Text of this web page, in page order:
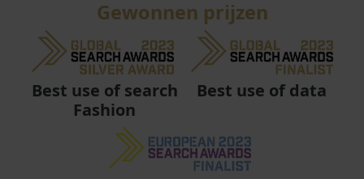
Gewonnen prijzen
Best use of search
Fashion
Best use of data